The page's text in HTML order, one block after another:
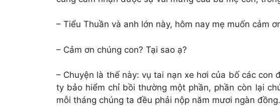
– Tiểu Thuần và anh lớn này, hôm nay mẹ muốn cảm
– Cảm ơn chúng con? Tại sao ạ?
– Chuyện là thế này: vụ tai nạn xe hơi của bố các con
ty bảo hiểm chỉ bồi thường một phần, phần còn lại
mỗi tháng chúng ta đều phải nộp năm mươi ngàn đồng.